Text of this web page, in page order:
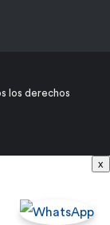
los derechos
x